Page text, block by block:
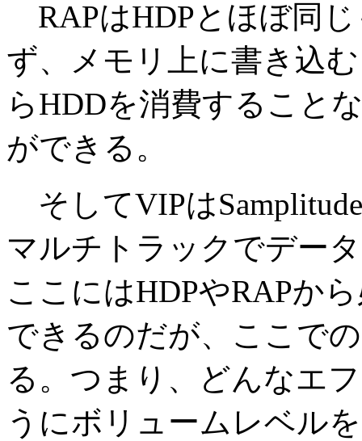
RAPはHDPとほぼ同
ず、メモリ上に書き込
らHDDを消費すること
ができる。
そしてVIPは
マルチトラックでデー
ここにはHDPやRAPか
できるのだが、ここで
る。つまり、どんなエ
うにボリュームレベル